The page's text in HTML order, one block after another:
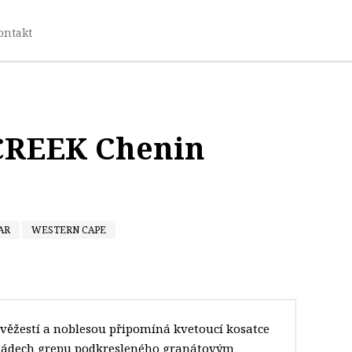
Chenin
WESTERN CAPE
a noblesou připomíná kvetoucí kosatce
grepu podkresleného granátovým